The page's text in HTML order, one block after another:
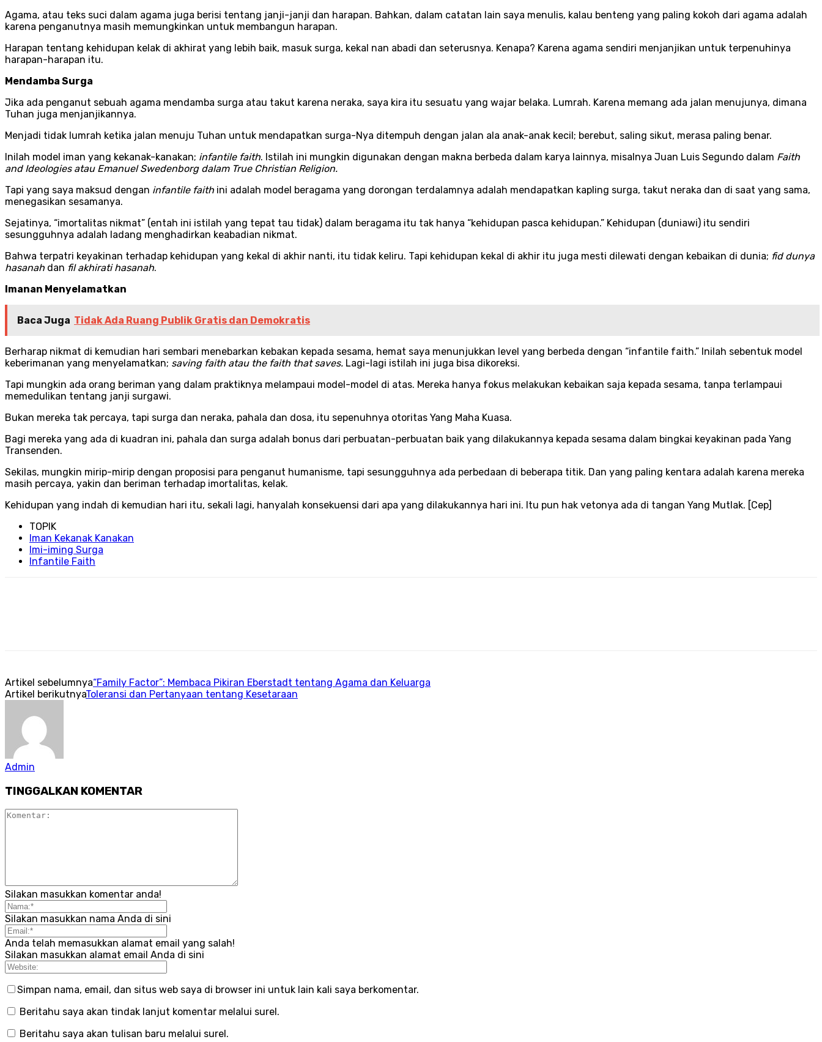
Agama, atau teks suci dalam agama juga berisi tentang janji-janji dan harapan. Bahkan, dalam catatan lain saya menulis, kalau benteng yang paling kokoh dari agama adalah
karena penganutnya masih memungkinkan untuk membangun harapan.
Harapan tentang kehidupan kelak di akhirat yang lebih baik, masuk surga, kekal nan abadi dan seterusnya. Kenapa? Karena agama sendiri menjanjikan untuk terpenuhinya
harapan-harapan itu.
Mendamba Surga
Jika ada penganut sebuah agama mendamba surga atau takut karena neraka, saya kira itu sesuatu yang wajar belaka. Lumrah. Karena memang ada jalan menujunya, dimana
Tuhan juga menjanjikannya.
Menjadi tidak lumrah ketika jalan menuju Tuhan untuk mendapatkan surga-Nya ditempuh dengan jalan ala anak-anak kecil; berebut, saling sikut, merasa paling benar.
Inilah model iman yang kekanak-kanakan; infantile faith. Istilah ini mungkin digunakan dengan makna berbeda dalam karya lainnya, misalnya Juan Luis Segundo dalam Faith
and Ideologies atau Emanuel Swedenborg dalam True Christian Religion.
Tapi yang saya maksud dengan infantile faith ini adalah model beragama yang dorongan terdalamnya adalah mendapatkan kapling surga, takut neraka dan di saat yang sama,
menegasikan sesamanya.
Sejatinya, “imortalitas nikmat” (entah ini istilah yang tepat tau tidak) dalam beragama itu tak hanya “kehidupan pasca kehidupan.” Kehidupan (duniawi) itu sendiri
sesungguhnya adalah ladang menghadirkan keabadian nikmat.
Bahwa terpatri keyakinan terhadap kehidupan yang kekal di akhir nanti, itu tidak keliru. Tapi kehidupan kekal di akhir itu juga mesti dilewati dengan kebaikan di dunia; fid dunya
hasanah dan fil akhirati hasanah.
Imanan Menyelamatkan
Baca Juga Tidak Ada Ruang Publik Gratis dan Demokratis
Berharap nikmat di kemudian hari sembari menebarkan kebakan kepada sesama, hemat saya menunjukkan level yang berbeda dengan “infantile faith.” Inilah sebentuk model
keberimanan yang menyelamatkan; saving faith atau the faith that saves. Lagi-lagi istilah ini juga bisa dikoreksi.
Tapi mungkin ada orang beriman yang dalam praktiknya melampaui model-model di atas. Mereka hanya fokus melakukan kebaikan saja kepada sesama, tanpa terlampaui
memedulikan tentang janji surgawi.
Bukan mereka tak percaya, tapi surga dan neraka, pahala dan dosa, itu sepenuhnya otoritas Yang Maha Kuasa.
Bagi mereka yang ada di kuadran ini, pahala dan surga adalah bonus dari perbuatan-perbuatan baik yang dilakukannya kepada sesama dalam bingkai keyakinan pada Yang
Transenden.
Sekilas, mungkin mirip-mirip dengan proposisi para penganut humanisme, tapi sesungguhnya ada perbedaan di beberapa titik. Dan yang paling kentara adalah karena mereka
masih percaya, yakin dan beriman terhadap imortalitas, kelak.
Kehidupan yang indah di kemudian hari itu, sekali lagi, hanyalah konsekuensi dari apa yang dilakukannya hari ini. Itu pun hak vetonya ada di tangan Yang Mutlak. [Cep]
TOPIK
Iman Kekanak Kanakan
Imi-iming Surga
Infantile Faith
Artikel sebelumnya“Family Factor”: Membaca Pikiran Eberstadt tentang Agama dan Keluarga
Artikel berikutnyaToleransi dan Pertanyaan tentang Kesetaraan
Admin
TINGGALKAN KOMENTAR
Silakan masukkan komentar anda!
Silakan masukkan nama Anda di sini
Anda telah memasukkan alamat email yang salah!
Silakan masukkan alamat email Anda di sini
Simpan nama, email, dan situs web saya di browser ini untuk lain kali saya berkomentar.
Beritahu saya akan tindak lanjut komentar melalui surel.
Beritahu saya akan tulisan baru melalui surel.